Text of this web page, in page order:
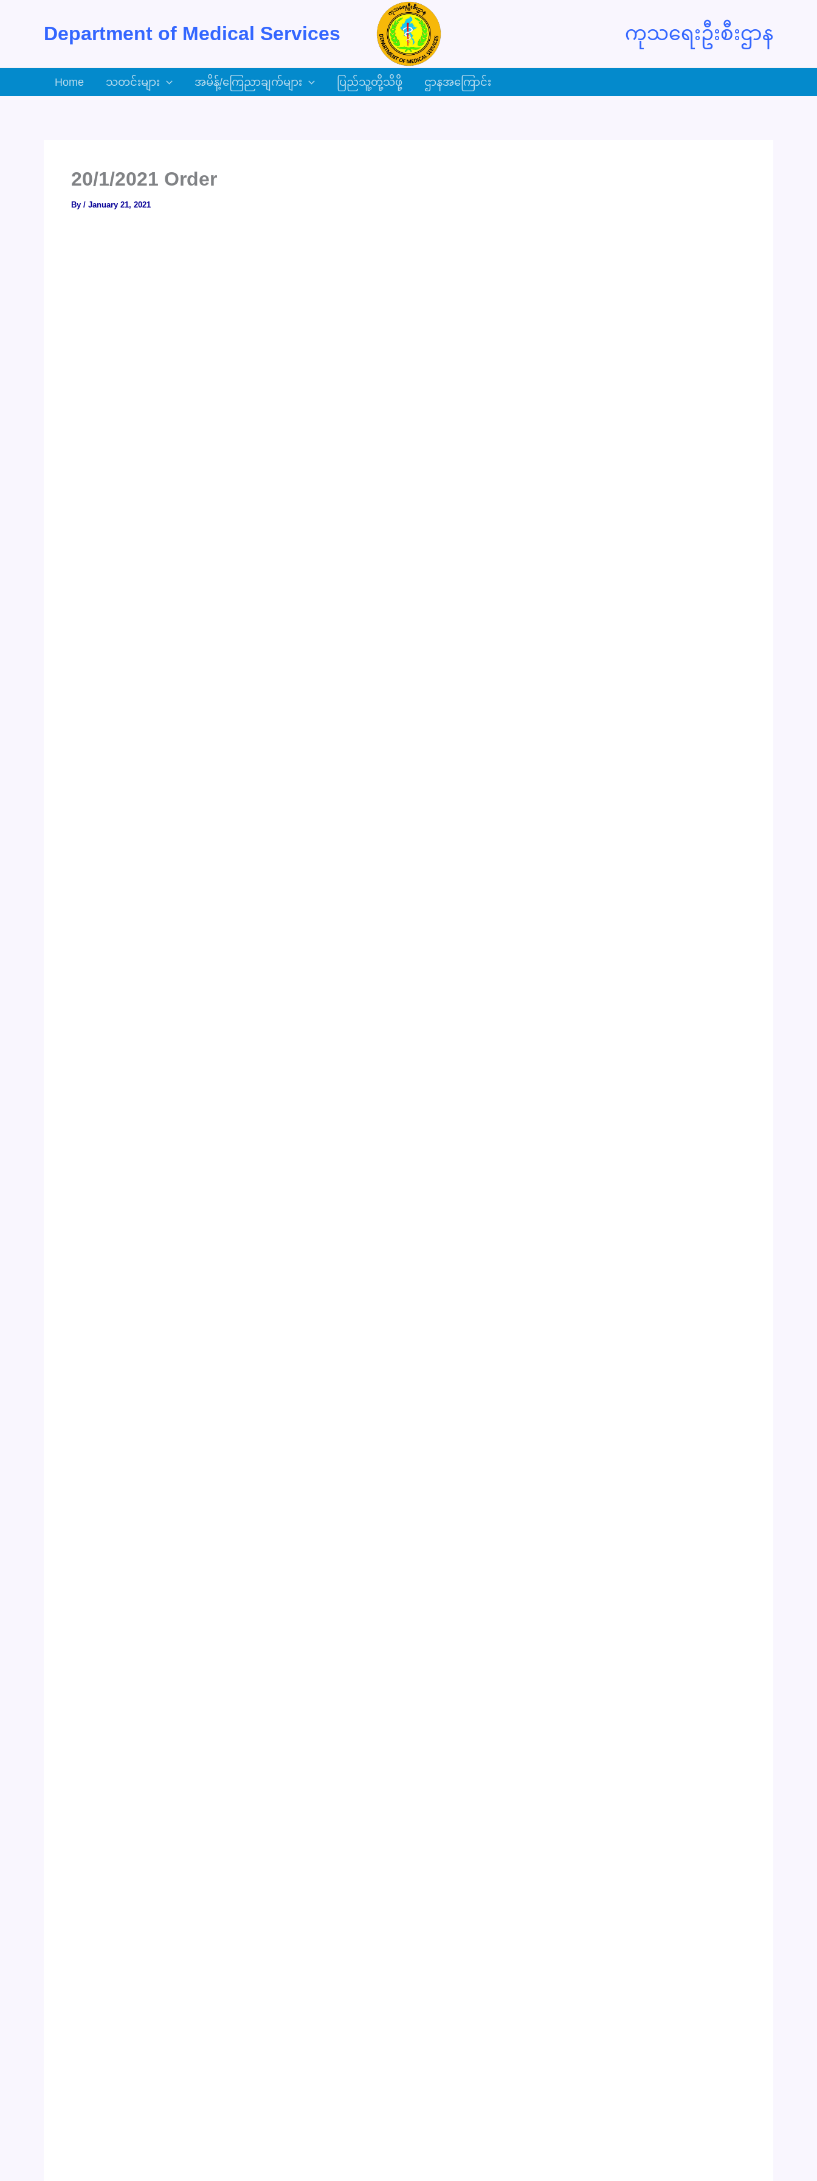
Department of Medical Services ကုသရေးဦးစီးဌာန
Home သတင်းများ အမိန့်/ကြေညာချက်များ ပြည်သူ့တို့သိဖို့ ဌာနအကြောင်း
20/1/2021 Order
By / January 21, 2021